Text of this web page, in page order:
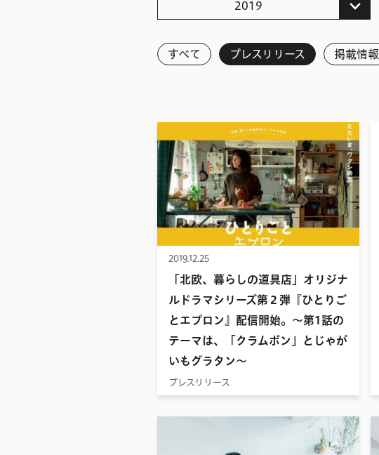
2019
すべて
2026
2024
2023
2022
2021
2020
2018
2017
すべて プレスリリース 掲載情報
2019.12.25
「北欧、暮らしの道具店」オリジナ
ルドラマシリーズ第２弾『ひとりご
とエプロン』配信開始。〜第1話の
テーマは、「クラムボン」とじゃが
いもグラタン〜
プレスリリース